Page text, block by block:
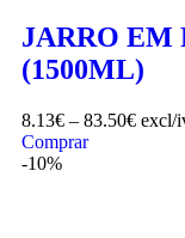
JARRO EM
(1500ML)
8.13€ – 83.50€ excl/
Comprar
-10%